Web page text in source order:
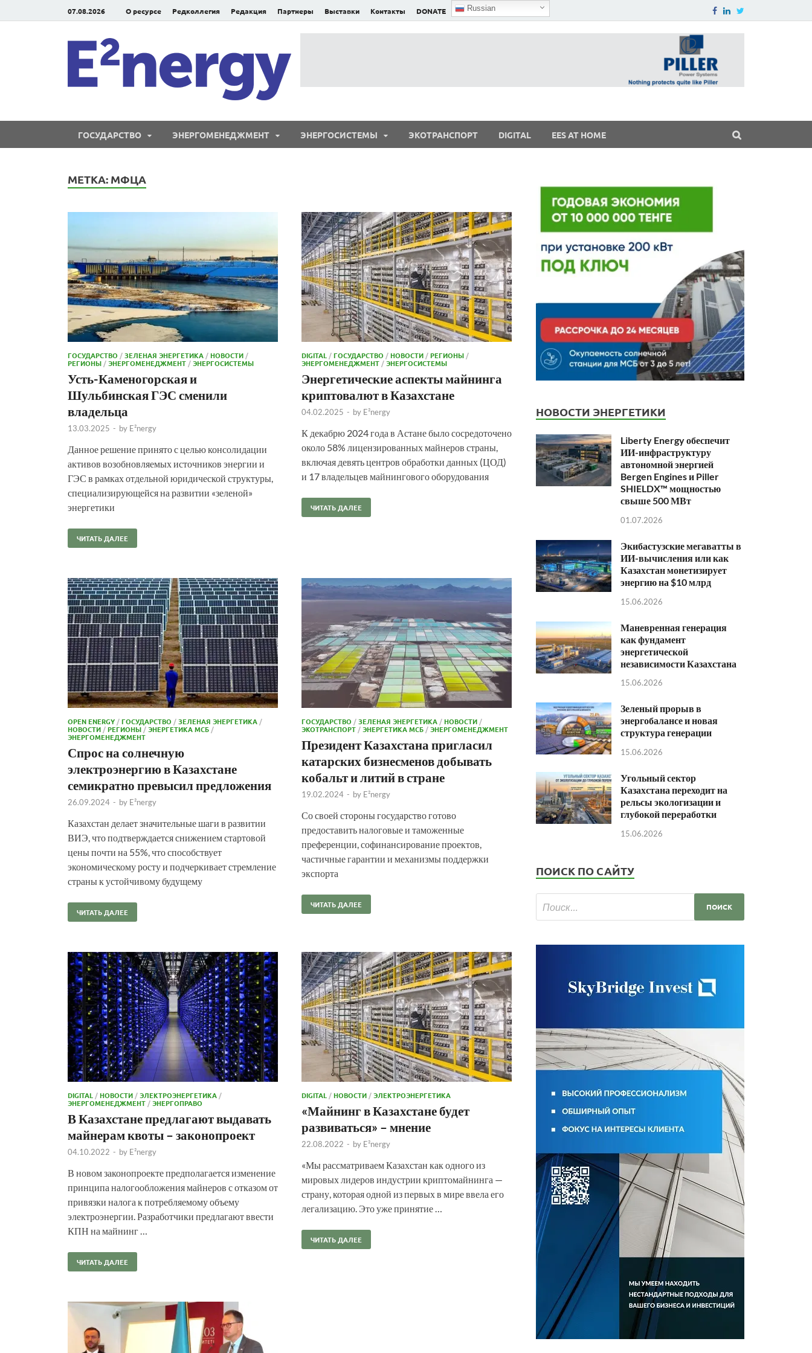
07.08.2026 О ресурсе Редколлегия Редакция Партнеры Выставки Контакты DONATE Russian
ГОСУДАРСТВО ЭНЕРГОМЕНЕДЖМЕНТ ЭНЕРГОСИСТЕМЫ ЭКОТРАНСПОРТ DIGITAL EES AT HOME
МЕТКА: МФЦА
ГОСУДАРСТВО /ЗЕЛЕНАЯ ЭНЕРГЕТИКА /НОВОСТИ /
РЕГИОНЫ /ЭНЕРГОМЕНЕДЖМЕНТ /ЭНЕРГОСИСТЕМЫ
Усть-Каменогорская и
Шульбинская ГЭС сменили
владельца
13.03.2025 - by E²nergy
Данное решение принято с целью консолидации
активов возобновляемых источников энергии и
ГЭС в рамках отдельной юридической структуры,
специализирующейся на развитии «зеленой»
энергетики
ЧИТАТЬ ДАЛЕЕ
DIGITAL /ГОСУДАРСТВО /НОВОСТИ /РЕГИОНЫ /
ЭНЕРГОМЕНЕДЖМЕНТ /ЭНЕРГОСИСТЕМЫ
Энергетические аспекты майнинга
криптовалют в Казахстане
04.02.2025 - by E²nergy
К декабрю 2024 года в Астане было сосредоточено
около 58% лицензированных майнеров страны,
включая девять центров обработки данных (ЦОД)
и 17 владельцев майнингового оборудования
ЧИТАТЬ ДАЛЕЕ
OPEN ENERGY /ГОСУДАРСТВО /ЗЕЛЕНАЯ ЭНЕРГЕТИКА /
НОВОСТИ /РЕГИОНЫ /ЭНЕРГЕТИКА МСБ /
ЭНЕРГОМЕНЕДЖМЕНТ
Спрос на солнечную
электроэнергию в Казахстане
семикратно превысил предложения
26.09.2024 - by E²nergy
Казахстан делает значительные шаги в развитии
ВИЭ, что подтверждается снижением стартовой
цены почти на 55%, что способствует
экономическому росту и подчеркивает стремление
страны к устойчивому будущему
ЧИТАТЬ ДАЛЕЕ
ГОСУДАРСТВО /ЗЕЛЕНАЯ ЭНЕРГЕТИКА /НОВОСТИ /
ЭКОТРАНСПОРТ /ЭНЕРГЕТИКА МСБ /ЭНЕРГОМЕНЕДЖМЕНТ
Президент Казахстана пригласил
катарских бизнесменов добывать
кобальт и литий в стране
19.02.2024 - by E²nergy
Со своей стороны государство готово
предоставить налоговые и таможенные
преференции, софинансирование проектов,
частичные гарантии и механизмы поддержки
экспорта
ЧИТАТЬ ДАЛЕЕ
DIGITAL /НОВОСТИ /ЭЛЕКТРОЭНЕРГЕТИКА /
ЭНЕРГОМЕНЕДЖМЕНТ /ЭНЕРГОПРАВО
В Казахстане предлагают выдавать
майнерам квоты – законопроект
04.10.2022 - by E²nergy
В новом законопроекте предполагается изменение
принципа налогообложения майнеров с отказом от
привязки налога к потребляемому объему
электроэнергии. Разработчики предлагают ввести
КПН на майнинг …
ЧИТАТЬ ДАЛЕЕ
DIGITAL /НОВОСТИ /ЭЛЕКТРОЭНЕРГЕТИКА
«Майнинг в Казахстане будет
развиваться» – мнение
22.08.2022 - by E²nergy
«Мы рассматриваем Казахстан как одного из
мировых лидеров индустрии криптомайнинга —
страну, которая одной из первых в мире ввела его
легализацию. Это уже принятие …
ЧИТАТЬ ДАЛЕЕ
НОВОСТИ ЭНЕРГЕТИКИ
Liberty Energy обеспечит
ИИ-инфраструктуру
автономной энергией
Bergen Engines и Piller
SHIELDX™ мощностью
свыше 500 МВт
01.07.2026
Экибастузские мегаватты в
ИИ-вычисления или как
Казахстан монетизирует
энергию на $10 млрд
15.06.2026
Маневренная генерация
как фундамент
энергетической
независимости Казахстана
15.06.2026
Зеленый прорыв в
энергобалансе и новая
структура генерации
15.06.2026
Угольный сектор
Казахстана переходит на
рельсы экологизации и
глубокой переработки
15.06.2026
ПОИСК ПО САЙТУ